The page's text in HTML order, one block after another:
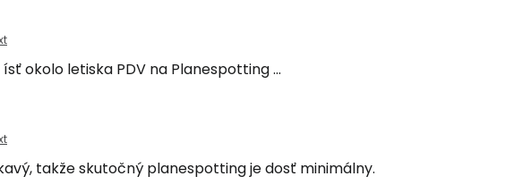
okolo letiska PDV na Planespotting ...
takže skutočný planespotting je dosť minimálny.